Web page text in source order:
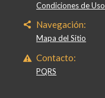
Condiciones de Uso
Navegación:
Mapa del Sitio
Contacto:
PQRS